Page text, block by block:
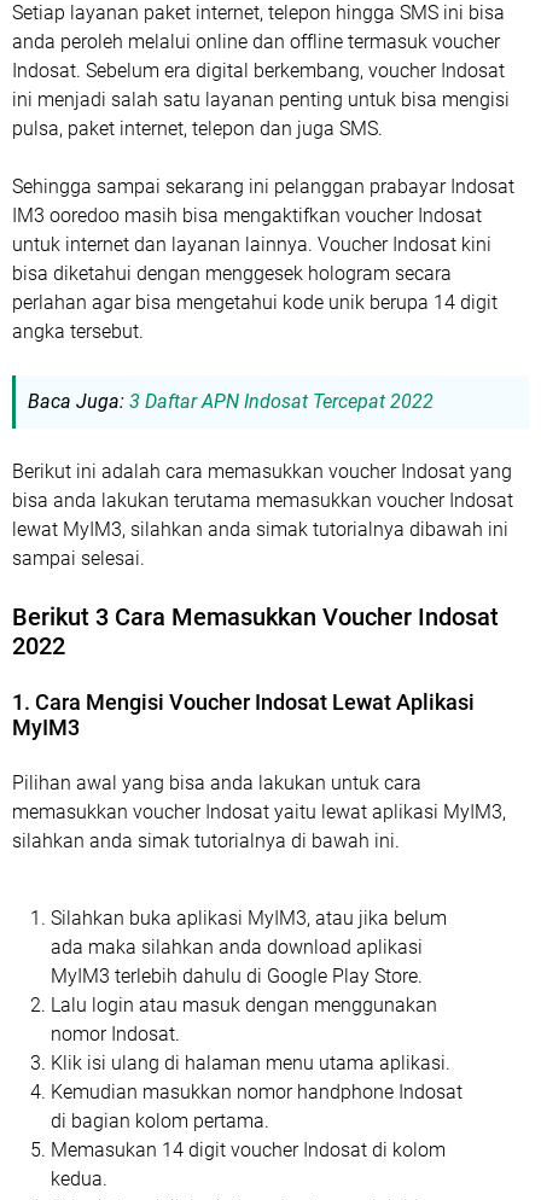
Setiap layanan paket internet, telepon hingga SMS ini bisa
anda peroleh melalui online dan offline termasuk voucher
Indosat. Sebelum era digital berkembang, voucher Indosat
ini menjadi salah satu layanan penting untuk bisa mengisi
pulsa, paket internet, telepon dan juga SMS.
Sehingga sampai sekarang ini pelanggan prabayar Indosat
IM3 ooredoo masih bisa mengaktifkan voucher Indosat
untuk internet dan layanan lainnya. Voucher Indosat kini
bisa diketahui dengan menggesek hologram secara
perlahan agar bisa mengetahui kode unik berupa 14 digit
angka tersebut.
Baca Juga: 3 Daftar APN Indosat Tercepat 2022
Berikut ini adalah cara memasukkan voucher Indosat yang
bisa anda lakukan terutama memasukkan voucher Indosat
lewat MyIM3, silahkan anda simak tutorialnya dibawah ini
sampai selesai.
Berikut 3 Cara Memasukkan Voucher Indosat
2022
1. Cara Mengisi Voucher Indosat Lewat Aplikasi
MyIM3
Pilihan awal yang bisa anda lakukan untuk cara
memasukkan voucher Indosat yaitu lewat aplikasi MyIM3,
silahkan anda simak tutorialnya di bawah ini.
Silahkan buka aplikasi MyIM3, atau jika belum
ada maka silahkan anda download aplikasi
MyIM3 terlebih dahulu di Google Play Store.
Lalu login atau masuk dengan menggunakan
nomor Indosat.
Klik isi ulang di halaman menu utama aplikasi.
Kemudian masukkan nomor handphone Indosat
di bagian kolom pertama.
Memasukan 14 digit voucher Indosat di kolom
kedua.